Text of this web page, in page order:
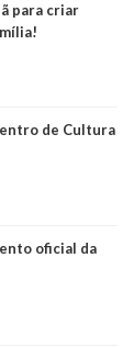
para criar
de Cultura
oficial da